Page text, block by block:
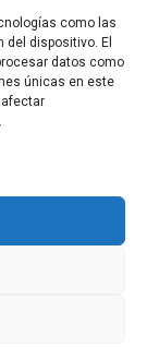
como las
dispositivo. El
datos como
únicas en este
Listas